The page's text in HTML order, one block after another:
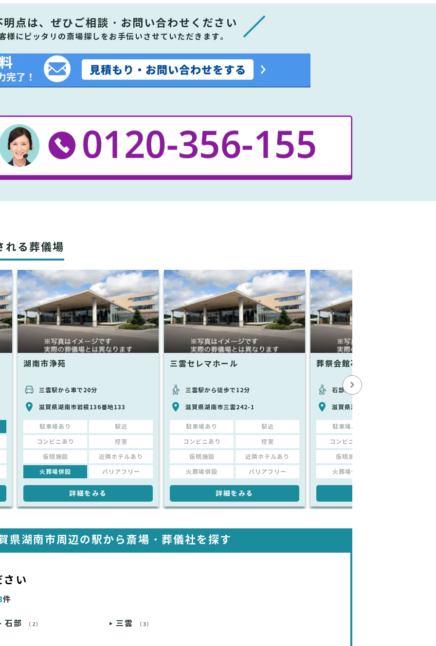
明点は、ぜひ ご相談・お問い合わせください
様にピッタリの斎場探しをお手伝いさせていただきます。
れる葬儀場
湖南市浄苑
三雲駅から車で20分
滋賀県湖南市岩根136番地133
駐車場あり 駅近
コンビニあり 控室
仮眠施設 近隣ホテルあり
火葬場併設 バリアフリー
詳細をみる
三雲セレマホール
三雲駅から徒歩で12分
滋賀県湖南市三雲242-1
駐車場あり 駅近
コンビニあり 控室
仮眠施設 近隣ホテルあり
火葬場併設 バリアフリー
詳細をみる
葬祭会館石部こなんホール
石部駅から徒歩で23分
滋賀県湖南市石部口2丁目854-1
駐車場あり
コンビニあり
仮眠施設
火葬場併設
県湖南市周辺の駅から 斎場・葬儀社を探す
い
件
石部 （2） 三雲 （3）